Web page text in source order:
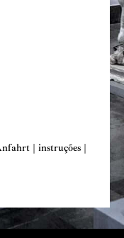
| instruções |